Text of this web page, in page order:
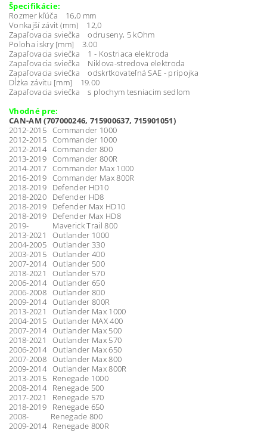
Špecifikácie:
Rozmer kľúča 16,0 mm
Vonkajší závit (mm) 12,0
Zapaľovacia sviečka odruseny, 5 kOhm
Poloha iskry [mm] 3.00
Zapaľovacia sviečka 1 - Kostriaca elektroda
Zapaľovacia sviečka Niklova-stredova elektroda
Zapaľovacia sviečka odskrtkovateľná SAE - prípojka
Dĺżka závitu [mm] 19.00
Zapaľovacia sviečka s plochym tesniacim sedlom
Vhodné pre:
CAN-AM (707000246, 715900637, 715901051)
2012-2015 Commander 1000
2012-2015 Commander 1000
2012-2014 Commander 800
2013-2019 Commander 800R
2014-2017 Commander Max 1000
2016-2019 Commander Max 800R
2018-2019 Defender HD10
2018-2020 Defender HD8
2018-2019 Defender Max HD10
2018-2019 Defender Max HD8
2019- Maverick Trail 800
2013-2021 Outlander 1000
2004-2005 Outlander 330
2003-2015 Outlander 400
2007-2014 Outlander 500
2018-2021 Outlander 570
2006-2014 Outlander 650
2006-2008 Outlander 800
2009-2014 Outlander 800R
2013-2021 Outlander Max 1000
2004-2015 Outlander MAX 400
2007-2014 Outlander Max 500
2018-2021 Outlander Max 570
2006-2014 Outlander Max 650
2007-2008 Outlander Max 800
2009-2014 Outlander Max 800R
2013-2015 Renegade 1000
2008-2014 Renegade 500
2017-2021 Renegade 570
2018-2019 Renegade 650
2008- Renegade 800
2009-2014 Renegade 800R